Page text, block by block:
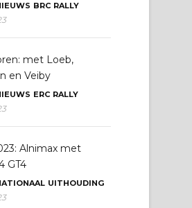
BRC RALLY
met Loeb,
en Veiby
ERC RALLY
Alnimax met
GT4
UITHOUDING